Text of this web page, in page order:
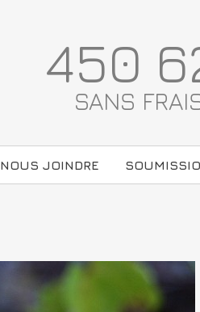
450
SANS
NOUS JOINDRE